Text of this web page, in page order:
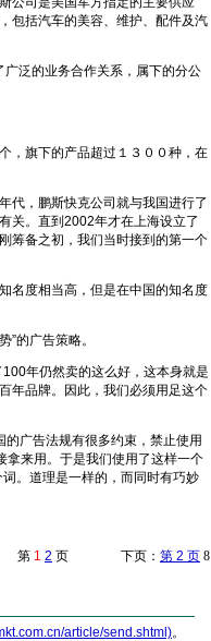
包括汽车的美容、维护、配件及汽
泛的业务合作关系，属下的分公
旗下的产品超过１３００种，在
，鹏斯快克公司就与我国进行了
关。直到2002年才在上海设立了
筹备之初，我们当时接到的第一个
度相当高，但是在中国的知名度
的广告策略。
年仍然卖的这么好，这本身就是
年品牌。因此，我们必须用足这个
广告法规有很多约束，禁止使用
拿来用。于是我们使用了这样一个
词。道理是一样的，而同时有巧妙
第 1 2 页 下页： 第 2 页 8
article/send.shtml)。